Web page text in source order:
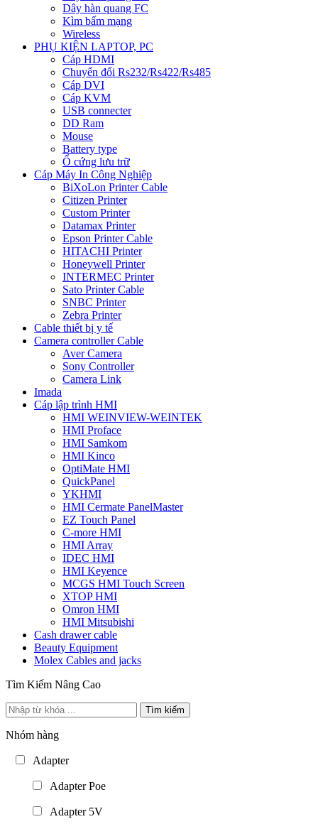
Dây hàn quang FC
Kìm bấm mạng
Wireless
PHỤ KIỆN LAPTOP, PC
Cáp HDMI
Chuyển đổi Rs232/Rs422/Rs485
Cáp DVI
Cáp KVM
USB connecter
DD Ram
Mouse
Battery type
Ổ cứng lưu trữ
Cáp Máy In Công Nghiệp
BiXoLon Printer Cable
Citizen Printer
Custom Printer
Datamax Printer
Epson Printer Cable
HITACHI Printer
Honeywell Printer
INTERMEC Printer
Sato Printer Cable
SNBC Printer
Zebra Printer
Cable thiết bị y tế
Camera controller Cable
Aver Camera
Sony Controller
Camera Link
Imada
Cáp lập trình HMI
HMI WEINVIEW-WEINTEK
HMI Proface
HMI Samkom
HMI Kinco
OptiMate HMI
QuickPanel
YKHMI
HMI Cermate PanelMaster
EZ Touch Panel
C-more HMI
HMI Array
IDEC HMI
HMI Keyence
MCGS HMI Touch Screen
XTOP HMI
Omron HMI
HMI Mitsubishi
Cash drawer cable
Beauty Equipment
Molex Cables and jacks
Tìm Kiếm Nâng Cao
Tìm kiếm
Nhóm hàng
Adapter
Adapter Poe
Adapter 5V